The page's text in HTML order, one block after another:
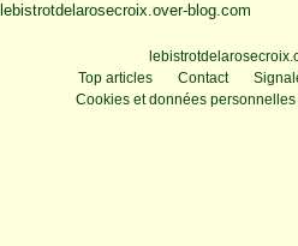
lebistrotdelarosecroix.over-blog.com
Top articles
Contact
Cookies et données personnelles